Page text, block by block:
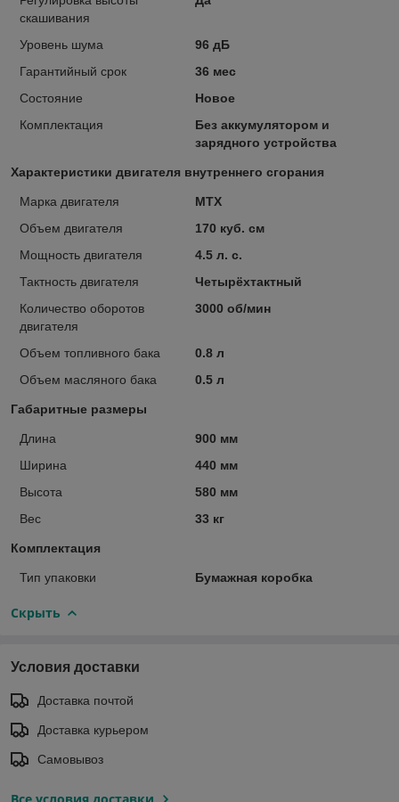
скашивания
Уровень шума
96 дБ
Гарантийный срок
36 мес
Состояние
Новое
Комплектация
Без аккумулятором и
зарядного устройства
Характеристики двигателя внутреннего сгорания
Марка двигателя
MTX
Объем двигателя
170 куб. см
Мощность двигателя
4.5 л. с.
Тактность двигателя
Четырёхтактный
Количество оборотов
двигателя
3000 об/мин
Объем топливного бака
0.8 л
Объем масляного бака
0.5 л
Габаритные размеры
Длина
900 мм
Ширина
440 мм
Высота
580 мм
Вес
33 кг
Комплектация
Тип упаковки Бумажная коробка
Скрыть
Условия доставки
Доставка почтой
Доставка курьером
Самовывоз